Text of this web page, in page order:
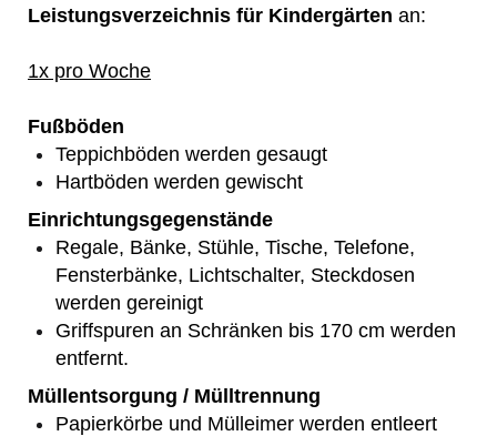
Leistungsverzeichnis für Kindergärten an:
1x pro Woche
Fußböden
Teppichböden werden gesaugt
Hartböden werden gewischt
Einrichtungsgegenstände
Regale, Bänke, Stühle, Tische, Telefone,
Fensterbänke, Lichtschalter, Steckdosen
werden gereinigt
Griffspuren an Schränken bis 170 cm werden
entfernt.
Müllentsorgung / Mülltrennung
Papierkörbe und Mülleimer werden entleert